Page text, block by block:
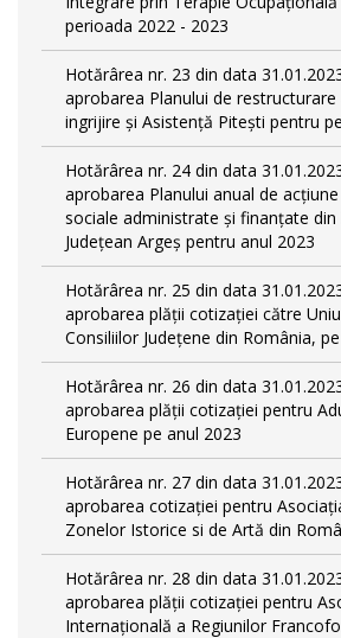
perioada 2022 - 2023
Hotărârea nr. 23 din data
aprobarea Planului de restructurare
ingrijire şi Asistenţă Piteşti pentru
Hotărârea nr. 24 din data
aprobarea Planului anual de
sociale administrate şi finanţate din
Judeţean Argeş pentru anul 2023
Hotărârea nr. 25 din data
aprobarea plăţii cotizaţiei către
Consiliilor Judeţene din România,
Hotărârea nr. 26 din data
aprobarea plăţii cotizaţiei pentru
Europene pe anul 2023
Hotărârea nr. 27 din data
aprobarea cotizaţiei pentru
Zonelor Istorice si de Artă din
Hotărârea nr. 28 din data
aprobarea plăţii cotizaţiei pentru
Internaţională a Regiunilor